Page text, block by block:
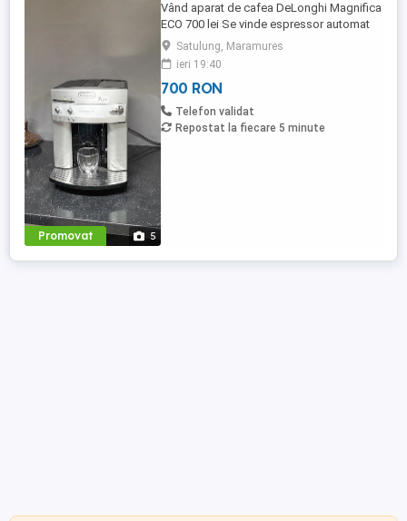
Promovat 5
Vând aparat de cafea DeLonghi Magnifica
ECO 700 lei Se vinde espressor automat
DeLonghi Magnifica ECO, în stare foarte
bună de funcționare. Prepară espresso,
cafea și cappuccino cu cafea boabe sau
măcinată, fiind ideal atât pentru acasă, cât
și pentru birou. - Preț: 700 lei -Se oferă
factură și ...
Satulung, Maramures
ieri 19:40
700 RON
Telefon validat
Repostat la fiecare 5 minute